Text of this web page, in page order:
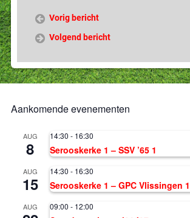
Vorig bericht
Volgend bericht
Aankomende evenementen
AUG
8
14:30 - 16:30
Serooskerke 1 – SSV ’65 1
AUG
15
14:30 - 16:30
Serooskerke 1 – GPC Vlissingen 1
AUG 09:00 - 12:00